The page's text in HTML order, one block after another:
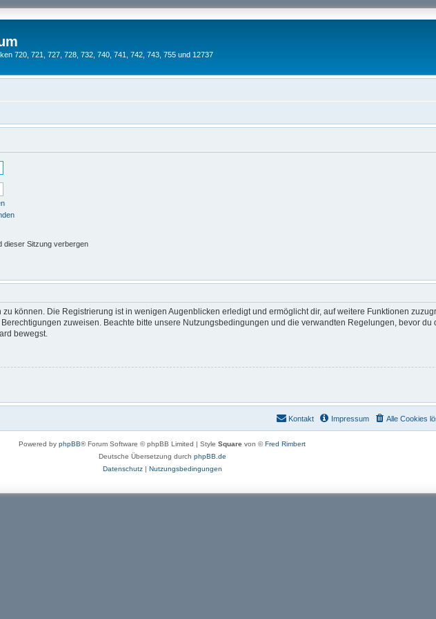
720, 721, 727, 728, 732, 740, 741, 742, 743, 755 und 12737
dieser Sitzung verbergen
können. Die Registrierung ist in wenigen Augenblicken erledigt und ermöglicht dir, auf weitere Funktionen
zuweisen. Beachte bitte unsere Nutzungsbedingungen und die verwandten Regelungen, bevor du
bewegst.
Alle Cookies
Impressum
Kontakt
Powered by phpBB® Forum Software © phpBB Limited | Style Square von ©Fred Rimbert
Deutsche Übersetzung durch phpBB.de
Datenschutz| Nutzungsbedingungen